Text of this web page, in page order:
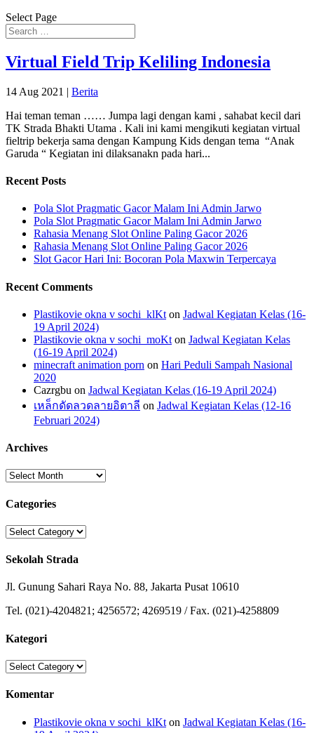
Select Page
Virtual Field Trip Keliling Indonesia
14 Aug 2021 | Berita
Hai teman teman …… Jumpa lagi dengan kami , sahabat kecil dari
TK Strada Bhakti Utama . Kali ini kami mengikuti kegiatan virtual
fieltrip bekerja sama dengan Kampung Kids dengan tema “Anak
Garuda “ Kegiatan ini dilaksanakn pada hari...
Recent Posts
Pola Slot Pragmatic Gacor Malam Ini Admin Jarwo
Pola Slot Pragmatic Gacor Malam Ini Admin Jarwo
Rahasia Menang Slot Online Paling Gacor 2026
Rahasia Menang Slot Online Paling Gacor 2026
Slot Gacor Hari Ini: Bocoran Pola Maxwin Terpercaya
Recent Comments
Plastikovie okna v sochi_klKt on Jadwal Kegiatan Kelas (16-
19 April 2024)
Plastikovie okna v sochi_moKt on Jadwal Kegiatan Kelas
(16-19 April 2024)
minecraft animation porn on Hari Peduli Sampah Nasional
2020
Cazrgbu on Jadwal Kegiatan Kelas (16-19 April 2024)
เหล็กดัดลวดลายอิตาลี on Jadwal Kegiatan Kelas (12-16
Februari 2024)
Archives
Archives
Categories
Categories
Sekolah Strada
Jl. Gunung Sahari Raya No. 88, Jakarta Pusat 10610
Tel. (021)-4204821; 4256572; 4269519 / Fax. (021)-4258809
Kategori
Kategori
Komentar
Plastikovie okna v sochi_klKt on Jadwal Kegiatan Kelas (16-